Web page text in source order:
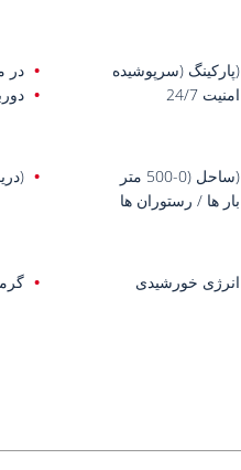
(پارکینگ (سرپوشیده
در
امنیت 24/7
(ساحل (0-500 متر
(دریا (0-1
بار ها / رستوران ها
انرژی خورشیدی